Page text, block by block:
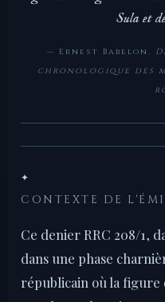
Sula et
— Ernest Babelon,
chronologique des
✦
CONTEXTE DE
Ce denier RRC 208/1,
dans une phase
républicain où la figure